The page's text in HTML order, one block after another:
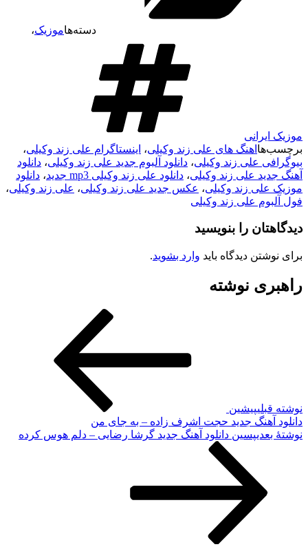
دسته‌هاموزیک،
موزیک ایرانی
برچسب‌ها اهنگ های علی زند وکیلی، اینستاگرام علی زند وکیلی،
بیوگرافی علی زند وکیلی، دانلود آلبوم جدید علی زند وکیلی، دانلود
آهنگ جدید علی زند وکیلی، دانلود علی زند وکیلی mp3 جدید ، دانلود
موزیک علی زند وکیلی، عکس جدید علی زند وکیلی، علی زند وکیلی،
فول آلبوم علی زند وکیلی
دیدگاهتان را بنویسید
برای نوشتن دیدگاه باید وارد بشوید.
راهبری نوشته
نوشته قبلیپیشین
دانلود آهنگ جدید حجت اشرف زاده – به جای من
نوشته‌ٔ بعدیپسین دانلود آهنگ جدید گرشا رضایی – دلم هوس کرده